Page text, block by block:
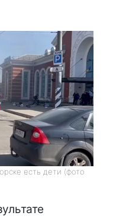
есть дети (фото